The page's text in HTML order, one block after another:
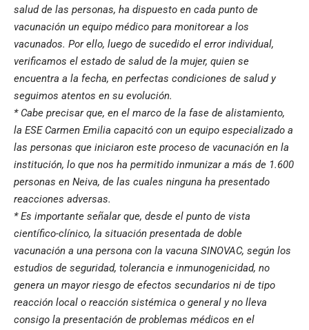
salud de las personas, ha dispuesto en cada punto de
vacunación un equipo médico para monitorear a los
vacunados. Por ello, luego de sucedido el error individual,
verificamos el estado de salud de la mujer, quien se
encuentra a la fecha, en perfectas condiciones de salud y
seguimos atentos en su evolución.
* Cabe precisar que, en el marco de la fase de alistamiento,
la ESE Carmen Emilia capacitó con un equipo especializado a
las personas que iniciaron este proceso de vacunación en la
institución, lo que nos ha permitido inmunizar a más de 1.600
personas en Neiva, de las cuales ninguna ha presentado
reacciones adversas.
* Es importante señalar que, desde el punto de vista
científico-clínico, la situación presentada de doble
vacunación a una persona con la vacuna SINOVAC, según los
estudios de seguridad, tolerancia e inmunogenicidad, no
genera un mayor riesgo de efectos secundarios ni de tipo
reacción local o reacción sistémica o general y no lleva
consigo la presentación de problemas médicos en el